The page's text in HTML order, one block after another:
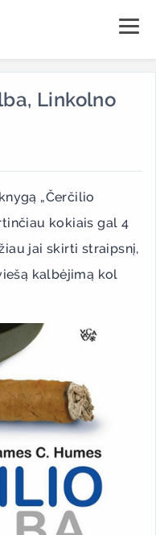
Linkolno
„Čerčilio
kokiais gal 4
jai skirti straipsnį,
kalbėjimą kol